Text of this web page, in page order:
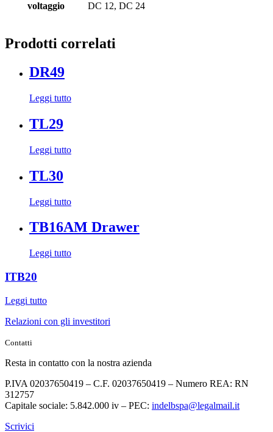
voltaggio DC 12, DC 24
Prodotti correlati
DR49
Leggi tutto
TL29
Leggi tutto
TL30
Leggi tutto
TB16AM Drawer
Leggi tutto
ITB20
Leggi tutto
Relazioni con gli investitori
Contatti
Resta in contatto con la nostra azienda
P.IVA 02037650419 – C.F. 02037650419 – Numero REA: RN
312757
Capitale sociale: 5.842.000 iv – PEC: indelbspa@legalmail.it
Scrivici